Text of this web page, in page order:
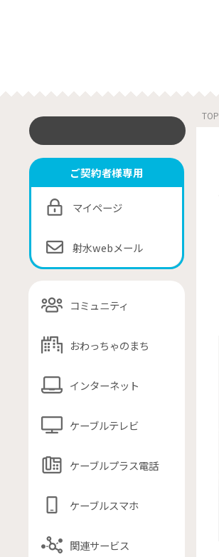
ご契約者様専用
マイページ
射水webメール
コミュニティ
おわっちゃのまち
インターネット
ケーブルテレビ
ケーブルプラス電話
ケーブルスマホ
関連サービス
TOP